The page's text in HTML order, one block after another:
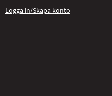
Logga in/Skapa konto